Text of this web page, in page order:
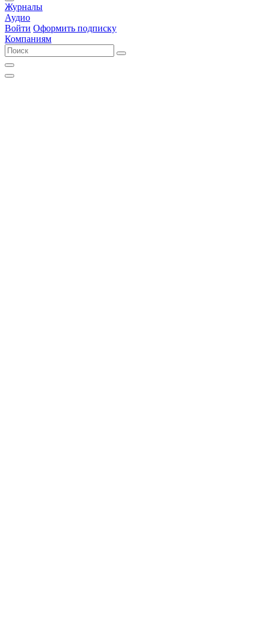
Журналы
Аудио
Войти Оформить подписку
Компаниям